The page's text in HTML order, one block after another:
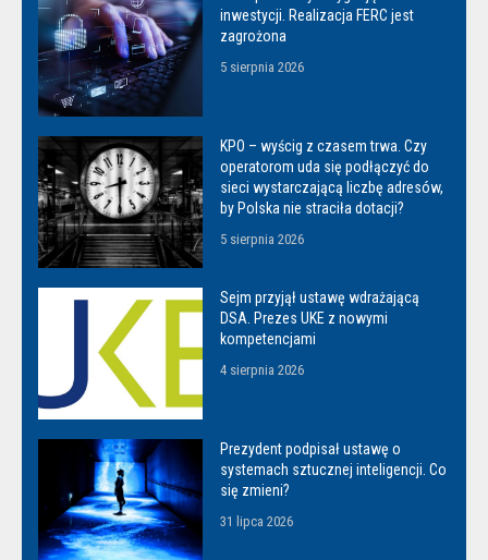
inwestycji. Realizacja FERC jest
zagrożona
5 sierpnia 2026
KPO – wyścig z czasem trwa. Czy
operatorom uda się podłączyć do
sieci wystarczającą liczbę adresów,
by Polska nie straciła dotacji?
5 sierpnia 2026
Sejm przyjął ustawę wdrażającą
DSA. Prezes UKE z nowymi
kompetencjami
4 sierpnia 2026
Prezydent podpisał ustawę o
systemach sztucznej inteligencji. Co
się zmieni?
31 lipca 2026